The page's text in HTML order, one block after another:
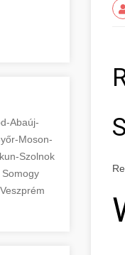
Abaúj-
Moson-
Szolnok
Somogy
Veszprém